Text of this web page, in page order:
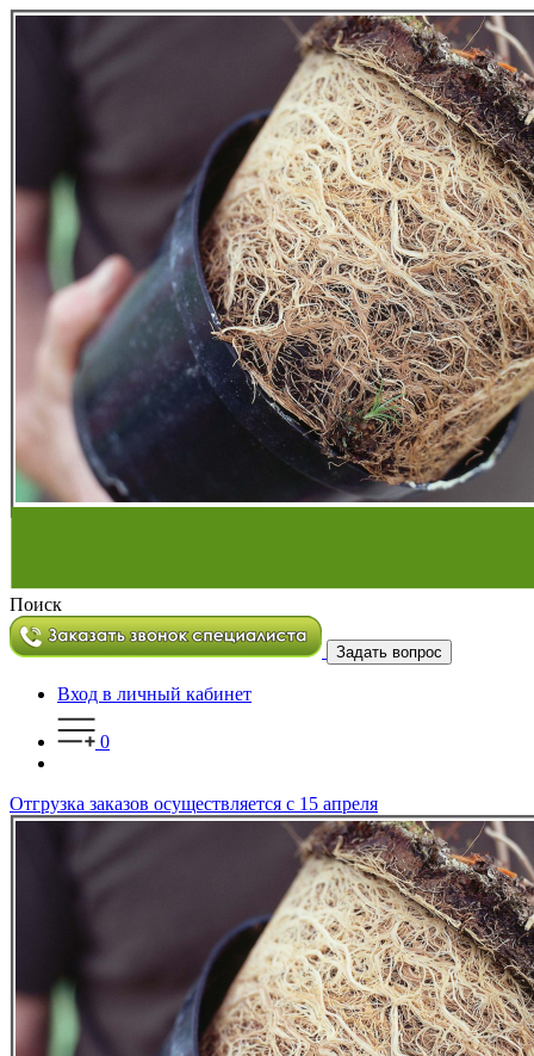
Поиск
Задать вопрос
Вход в личный кабинет
0
Отгрузка заказов осуществляется с 15 апреля